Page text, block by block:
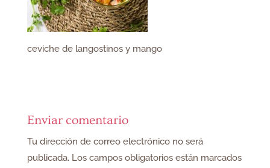
ceviche de langostinos y mango
Enviar comentario
Tu dirección de correo electrónico no será
publicada. Los campos obligatorios están marcados